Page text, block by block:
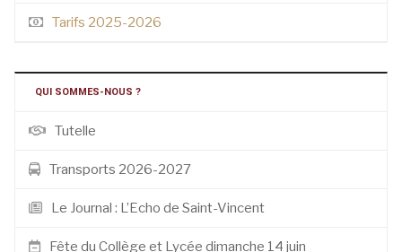
Tarifs 2025-2026
QUI SOMMES-NOUS ?
Tutelle
Transports 2026-2027
Le Journal : L’Echo de Saint-Vincent
Fête du Collège et Lycée dimanche 14 juin